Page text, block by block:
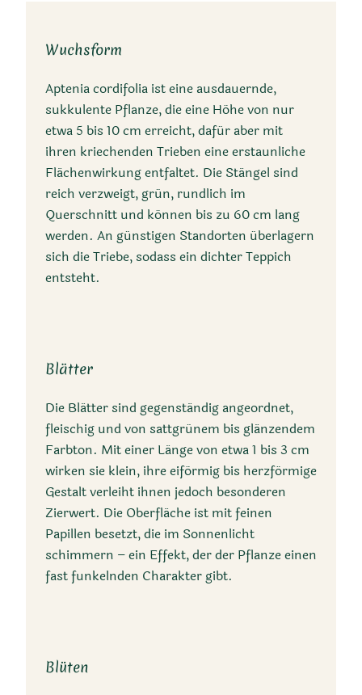
Kurzbeschreibung
Aptenia cordifolia ist eine
niedrig wachsende,
sukkulente Pflanze mit
glänzenden, herzförmigen
Blättern und leuchtend rosa
bis purpurroten Blüten.
Ursprünglich aus Südafrika,
Trivialnamen
Eiskraut, Herzblättrige
Aptenia, Herzblättrige
Mittagsblume, Baby Sun
Wuchsform
Aptenia cordifolia ist eine ausdauernde,
sukkulente Pflanze, die eine Höhe von nur
etwa 5 bis 10 cm erreicht, dafür aber mit
ihren kriechenden Trieben eine erstaunliche
Flächenwirkung entfaltet. Die Stängel sind
reich verzweigt, grün, rundlich im
Querschnitt und können bis zu 60 cm lang
werden. An günstigen Standorten überlagern
sich die Triebe, sodass ein dichter Teppich
entsteht.
Blätter
Die Blätter sind gegenständig angeordnet,
fleischig und von sattgrünem bis glänzendem
Farbton. Mit einer Länge von etwa 1 bis 3 cm
wirken sie klein, ihre eiförmig bis herzförmige
Gestalt verleiht ihnen jedoch besonderen
Zierwert. Die Oberfläche ist mit feinen
Papillen besetzt, die im Sonnenlicht
schimmern – ein Effekt, der der Pflanze einen
fast funkelnden Charakter gibt.
Blüten